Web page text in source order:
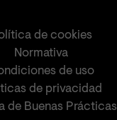
de cookies
Normativa
de uso
de privacidad
de Buenas Prácticas